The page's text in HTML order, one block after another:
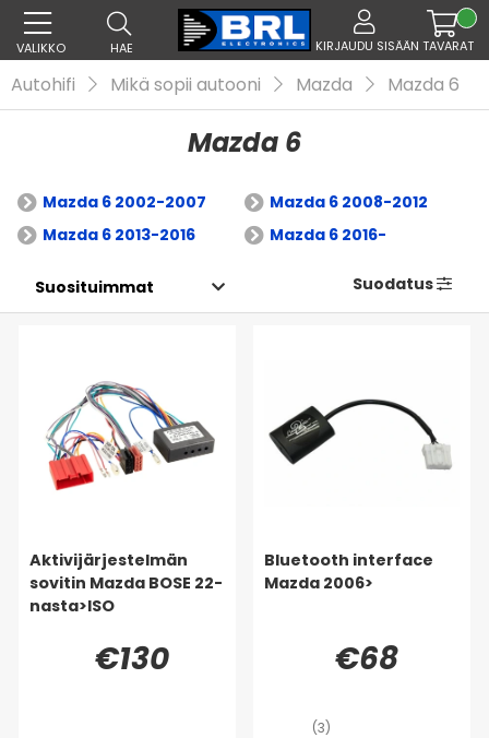
VALIKKO HAE KIRJAUDU SISÄÄN TAVARAT
Autohifi Mikä sopii autooni Mazda Mazda 6
Mazda 6
Mazda 6 2002-2007
Mazda 6 2008-2012
Mazda 6 2013-2016
Mazda 6 2016-
Suodatus
Aktivijärjestelmän
sovitin Mazda BOSE 22-
nasta>ISO
€130
Bluetooth interface
Mazda 2006>
€68
(3)